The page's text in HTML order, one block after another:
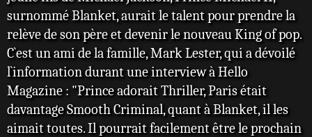
g
e
surnommé Blanket, aurait le talent pour prendre la
relève de son père et devenir le nouveau King of pop.
C`est un ami de la famille, Mark Lester, qui a dévoilé
l`information durant une interview à Hello
Magazine : "Prince adorait Thriller, Paris était
davantage Smooth Criminal, quant à Blanket, il les
aimait toutes. Il pourrait facilement être le prochain